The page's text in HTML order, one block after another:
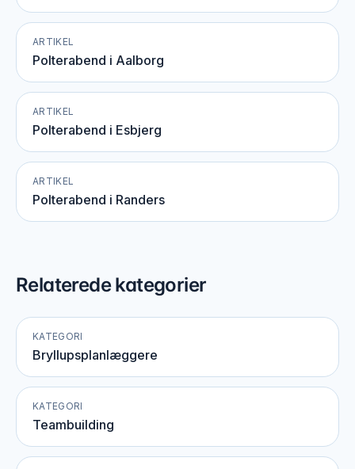
ARTIKEL
Polterabend i Aalborg
ARTIKEL
Polterabend i Esbjerg
ARTIKEL
Polterabend i Randers
Relaterede kategorier
KATEGORI
Bryllupsplanlæggere
KATEGORI
Teambuilding